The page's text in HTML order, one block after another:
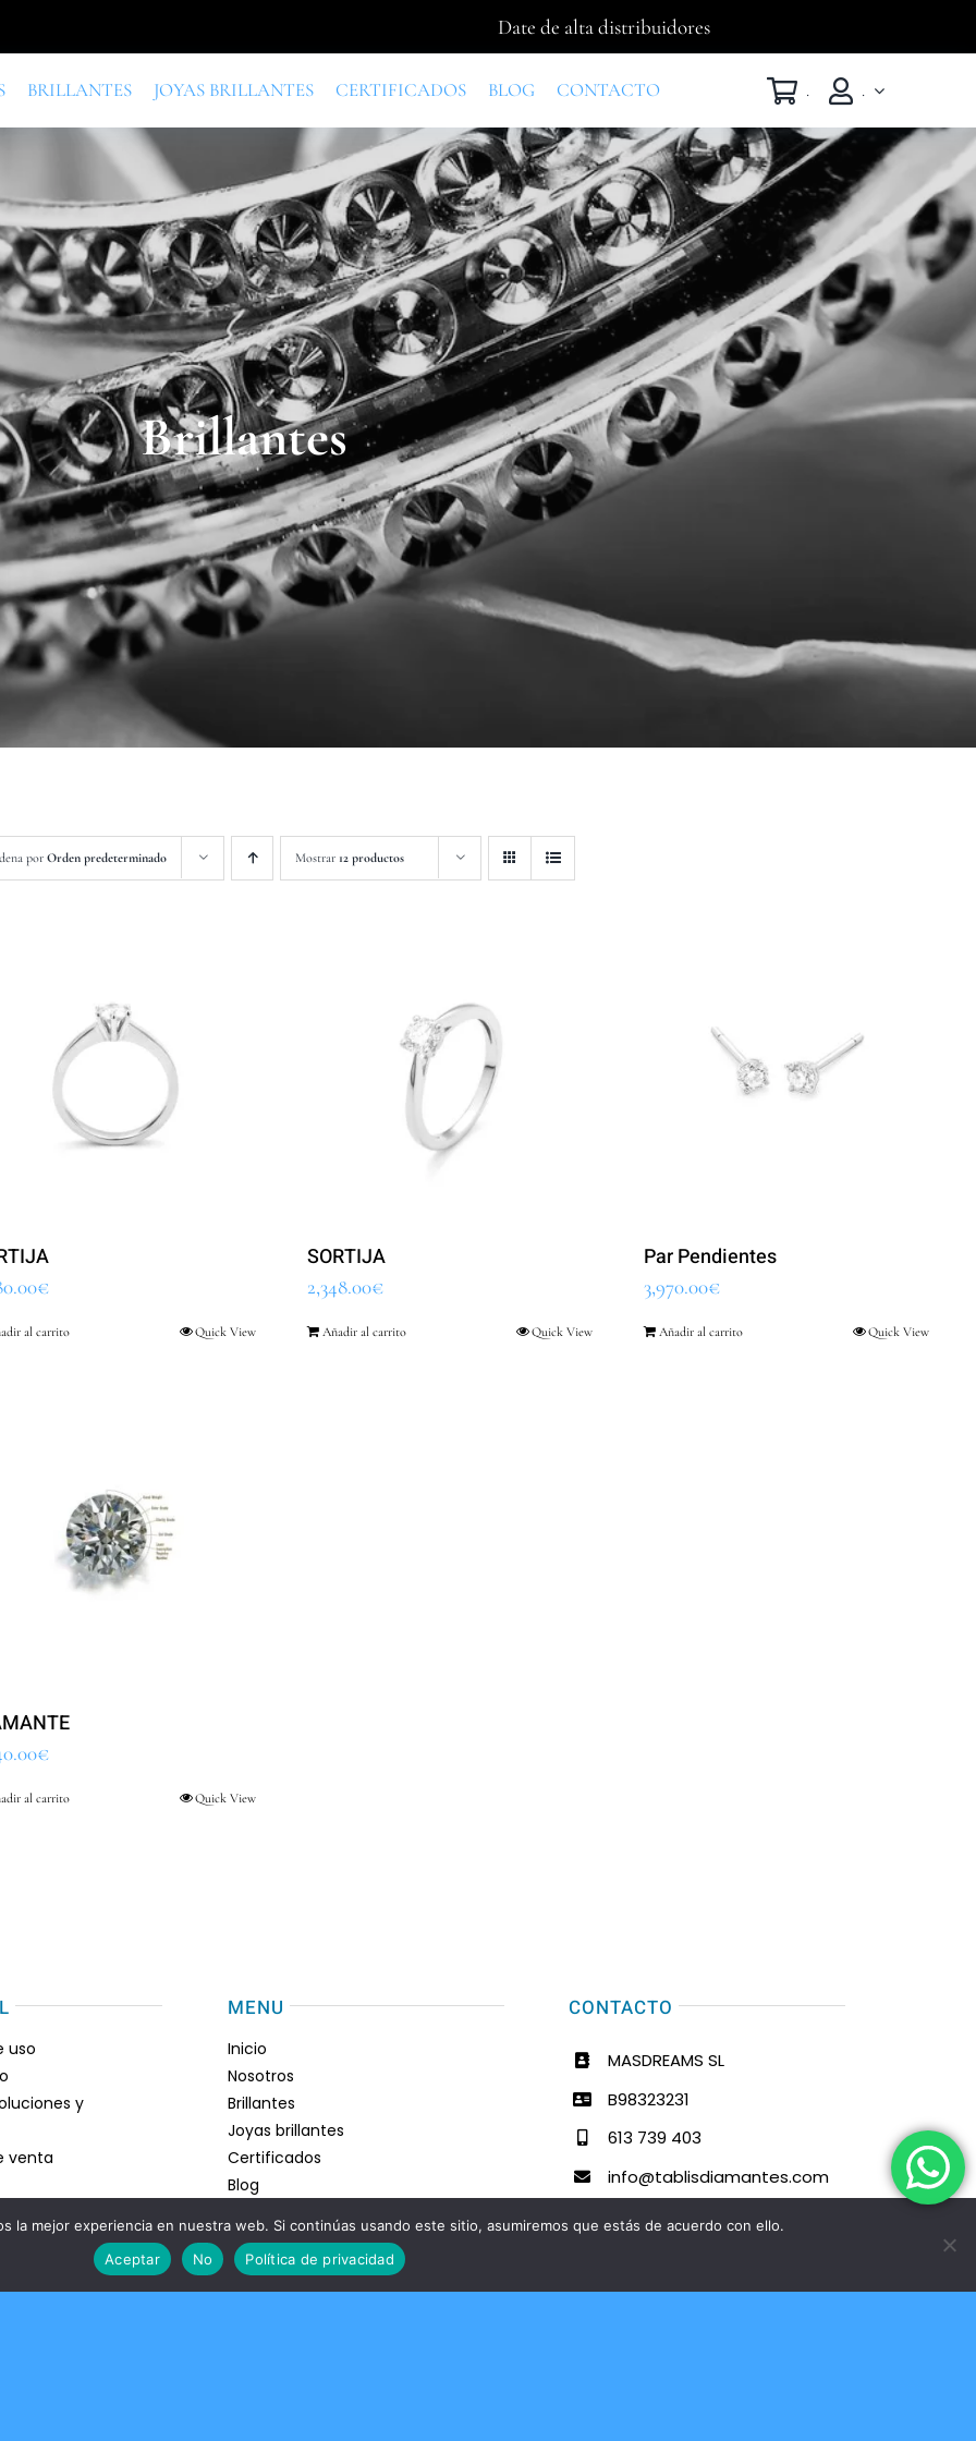
Date de alta distribuidores
BRILLANTES JOYAS BRILLANTES CERTIFICADOS BLOG CONTACTO . .
Brillantes
por Orden predeterminado Mostrar 12 productos
€
al carrito Quick View
SORTIJA
2,348.00€
Añadir al carrito Quick View
Par Pendientes
3,970.00€
Añadir al carrito Quick View
€
al carrito Quick View
uso
y
venta
MENU
Inicio
Nosotros
Brillantes
Joyas brillantes
Certificados
Blog
CONTACTO
MASDREAMS SL
B98323231
613 739 403
info@tablisdiamantes.com
la mejor experiencia en nuestra web. Si continúas usando este sitio, asumiremos que estás de acuerdo con ello.
Aceptar
No Política de privacidad